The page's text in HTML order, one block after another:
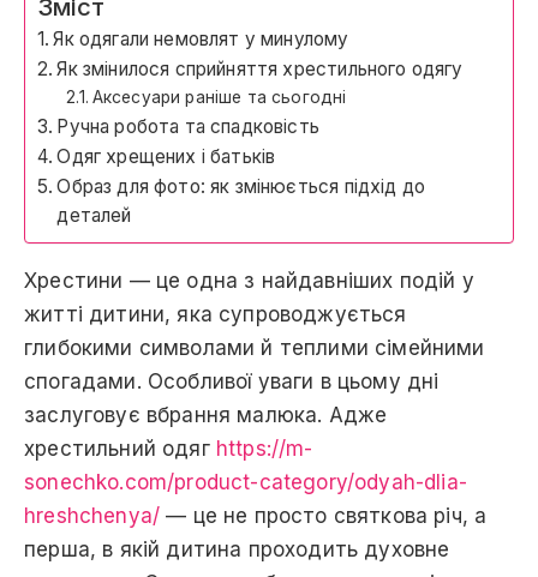
Як одягали немовлят у минулому
Як змінилося сприйняття хрестильного одягу
Аксесуари раніше та сьогодні
Ручна робота та спадковість
Одяг хрещених і батьків
Образ для фото: як змінюється підхід до
деталей
Хрестини — це одна з найдавніших подій у
житті дитини, яка супроводжується
глибокими символами й теплими сімейними
спогадами. Особливої уваги в цьому дні
заслуговує вбрання малюка. Адже
хрестильний одяг https://m-
sonechko.com/product-category/odyah-dlia-
hreshchenya/ — це не просто святкова річ, а
перша, в якій дитина проходить духовне